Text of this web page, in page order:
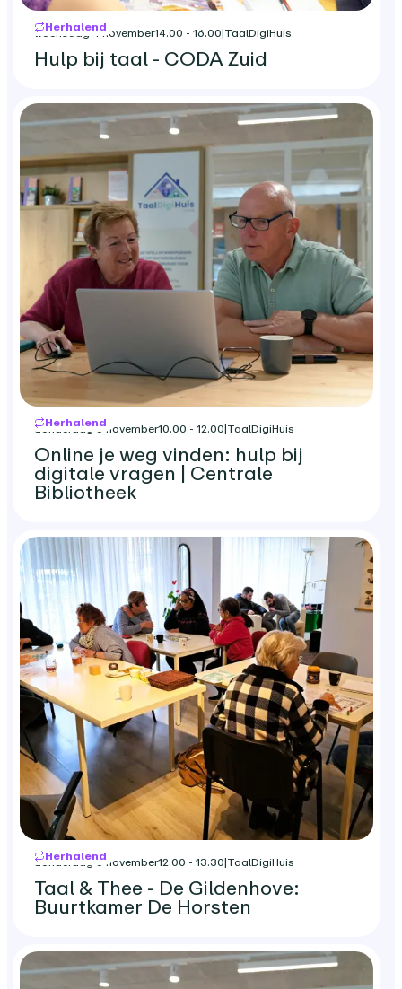
Herhalend
woensdag 4 november14.00 - 16.00|TaalDigiHuis
Hulp bij taal - CODA Zuid
Herhalend
donderdag 5 november10.00 - 12.00|TaalDigiHuis
Online je weg vinden: hulp bij
digitale vragen | Centrale
Bibliotheek
Herhalend
donderdag 5 november12.00 - 13.30|TaalDigiHuis
Taal & Thee - De Gildenhove:
Buurtkamer De Horsten